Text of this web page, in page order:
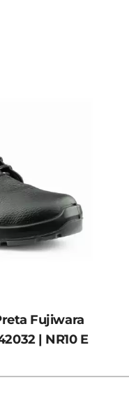
Fujiwara
| NR10 E